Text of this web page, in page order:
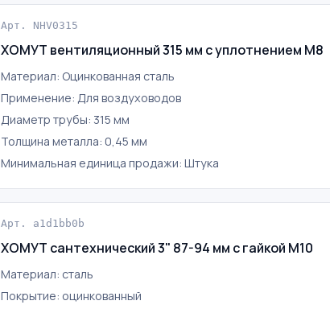
Арт. NHV0315
ХОМУТ вентиляционный 315 мм с уплотнением М8
Материал: Оцинкованная сталь
Применение: Для воздуховодов
Диаметр трубы: 315 мм
Толщина металла: 0,45 мм
Минимальная единица продажи: Штука
Арт. a1d1bb0b
ХОМУТ сантехнический 3" 87-94 мм с гайкой М10
Материал: сталь
Покрытие: оцинкованный